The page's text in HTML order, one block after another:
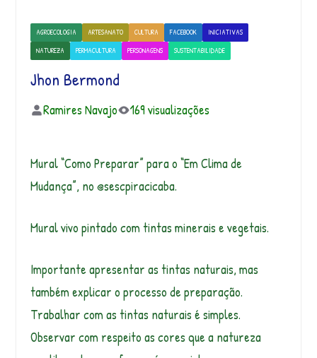
AGROECOLOGIA ARTESANATO CULTURA FACEBOOK
INICIATIVAS
NATUREZA
PERMACULTURA PERSONAGENS SUSTENTABILIDADE
Jhon Bermond
Ramires Navajo 169 visualizações
Mural “Como Preparar” para o “Em Clima de
Mudança”, no @sescpiracicaba.
Mural vivo pintado com tintas minerais e vegetais.
Importante apresentar as tintas naturais, mas
também explicar o processo de preparação.
Trabalhar com as tintas naturais é simples.
Observar com respeito as cores que a natureza